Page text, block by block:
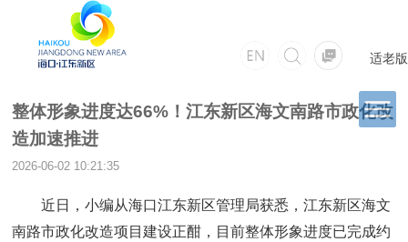
适老版
整体形象进度达66%！江东新区海文南路市政化改
造加速推进
2026-06-02 10:21:35
近日，小编从海口江东新区管理局获悉，江东新区海文
南路市政化改造项目建设正酣，目前整体形象进度已完成约